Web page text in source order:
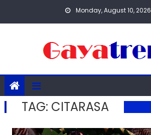
Monday, August 10, 2026
TAG: CITARASA